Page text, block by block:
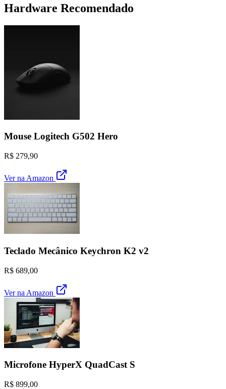
Hardware Recomendado
Mouse Logitech G502 Hero
R$ 279,90
Ver na Amazon
Teclado Mecânico Keychron K2 v2
R$ 689,00
Ver na Amazon
Microfone HyperX QuadCast S
R$ 899,00